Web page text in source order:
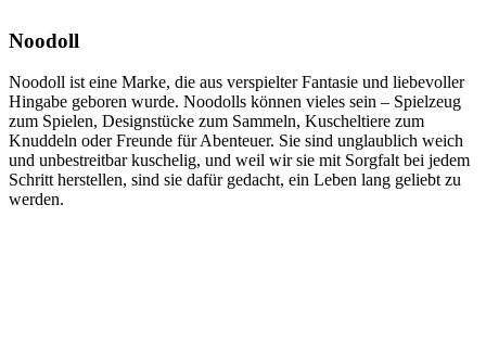
Noodoll
Noodoll ist eine Marke, die aus verspielter Fantasie und liebevoller
Hingabe geboren wurde. Noodolls können vieles sein – Spielzeug
zum Spielen, Designstücke zum Sammeln, Kuscheltiere zum
Knuddeln oder Freunde für Abenteuer. Sie sind unglaublich weich
und unbestreitbar kuschelig, und weil wir sie mit Sorgfalt bei jedem
Schritt herstellen, sind sie dafür gedacht, ein Leben lang geliebt zu
werden.